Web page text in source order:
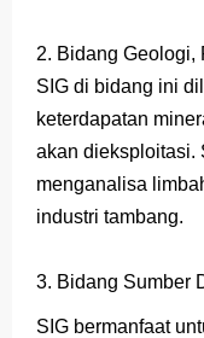
2. Bidang Geologi,
SIG di bidang ini
keterdapatan
akan dieksploitasi.
menganalisa
industri tambang.
3. Bidang Sumber
SIG bermanfaat